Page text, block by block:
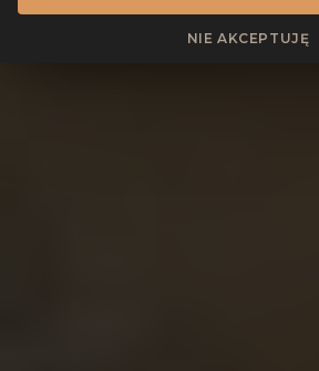
NIE AKCEPTUJĘ